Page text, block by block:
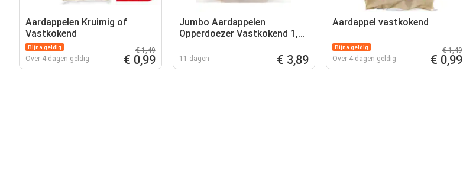
Aardappelen Kruimig of
Vastkokend
Bijna geldig
Over 4 dagen geldig
€ 1,49
€ 0,99
Jumbo Aardappelen
Opperdoezer Vastkokend 1,5
11 dagen € 3,89
Aardappel vastkokend
Bijna geldig
Over 4 dagen geldig
€ 1,49
€ 0,99